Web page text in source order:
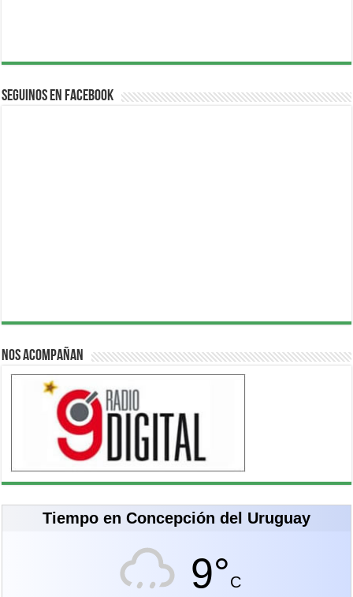
Seguinos en Facebook
Nos acompañan
Tiempo en Concepción del Uruguay
9°C